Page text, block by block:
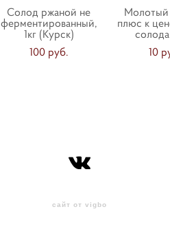
Солод ржаной не
ферментированный,
1кг (Курск)
100 pуб.
плюс к
солода
10
сайт от vigbo